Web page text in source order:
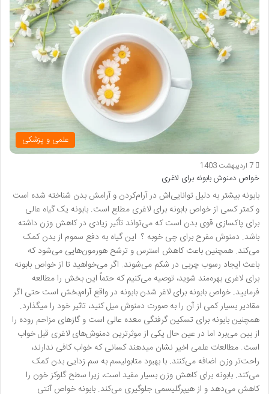
علمی و پزشکی
7 اردیبهشت 1403
خواص دمنوش بابونه برای لاغری
بابونه بیشتر به دلیل توانایی‌اش در آرام‌کردن و آرامش بدن شناخته شده است
و کمتر کسی از خواص بابونه برای لاغری مطلع است. بابونه یک گیاه عالی
برای پاکسازی قوی بدن است که می‌تواند تأثیر زیادی در کاهش وزن داشته
باشد. دمنوش مفرح برای چی خوبه ؟ این گیاه به دفع سموم از بدن کمک
می‌کند. همچنین باعث کاهش استرس و ترشح هورمون‌هایی می‌شود که
باعث ایجاد رسوب چربی در شکم می‌شوند. اگر می‌خواهید تا از خواص بابونه
برای لاغری بهره‌مند شوید، توصیه می‌کنیم که حتماً این بخش را مطالعه
فرمایید. خواص بابونه برای لاغر شدن بابونه در واقع آرام‌بخش است حتی اگر
مقادیر بسیار کمی از آن را به صورت دمنوش میل کنید، تاثیر خود را میگذارد.
همچنین بابونه برای تسکین گرفتگی معده عالی است و گاز‌های مزاحم روده را
از بین می‌برد اما در عین حال یکی از موثرترین دمنوش‌های لاغری قبل خواب
است. مطالعات علمی اخیر نشان میدهند کسانی که خواب کافی ندارند،
راحت‌تر وزن اضافه می‌کنند. با بهبود متابولیسم به سم زدایی بدن کمک
می‌کند. بابونه برای کاهش وزن بسیار مفید است، زیرا سطح گلوکز خون را
کاهش می‌دهد و از هیپرگلیسمی جلوگیری می‌کند. بابونه خواص آنتی